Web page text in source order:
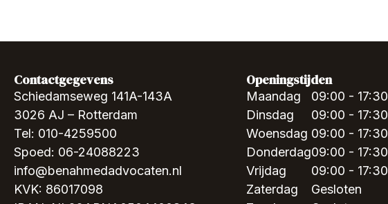
Contactgegevens
Schiedamseweg 141A-143A
3026 AJ – Rotterdam
Tel: 010-4259500
Spoed: 06-24088223
info@benahmedadvocaten.nl
KVK: 86017098
Openingstijden
Maandag
Dinsdag
Woensdag
Donderdag
Vrijdag
Zaterdag
09:00 - 17:30
09:00 - 17:30
09:00 - 17:30
09:00 - 17:30
09:00 - 17:30
Gesloten